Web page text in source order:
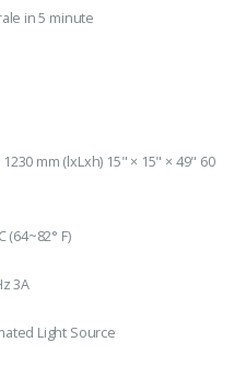
in 5 minute
mm (lxLxh) 15" × 15" × 49" 60
F)
3A
Light Source